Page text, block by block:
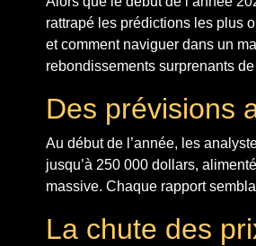
rattrapé les prédictions les plus
et comment naviguer dans un
rebondissements surprenants de
Des prévisions
Au début de l’année, les
jusqu’à 250 000 dollars,
massive. Chaque rapport
La chute des